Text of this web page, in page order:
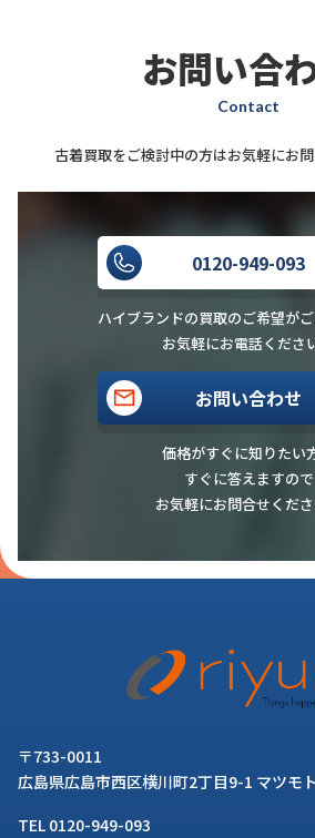
お問い合
Contact
古着買取をご検討中の方はお気軽にお問
0120-949-093
ハイブランドの買取のご希望が
お気軽にお電話ください
お問い合わせ
価格がすぐに知りたい
すぐに答えますので
お気軽にお問合せくださ
〒733-0011
広島県広島市西区横川町2丁目9-1 マツモ
TEL 0120-949-093